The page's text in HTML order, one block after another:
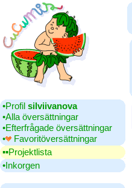
•‎Profil silviivanova
•‎Alla översättningar
•‎Efterfrågade översättningar
•‎
Favoritöversättningar
▪▪‎Projektlista
•‎Inkorgen